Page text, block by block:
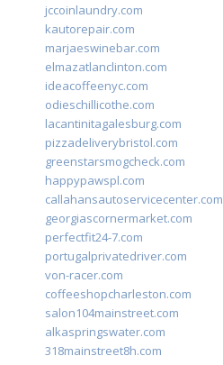
jccoinlaundry.com
kautorepair.com
marjaeswinebar.com
elmazatlanclinton.com
ideacoffeenyc.com
odieschillicothe.com
lacantinitagalesburg.com
pizzadeliverybristol.com
greenstarsmogcheck.com
happypawspl.com
callahansautoservicecenter.com
georgiascornermarket.com
perfectfit24-7.com
portugalprivatedriver.com
von-racer.com
coffeeshopcharleston.com
salon104mainstreet.com
alkaspringswater.com
318mainstreet8h.com